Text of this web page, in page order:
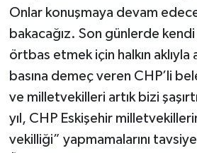
Onlar konuşmaya devam
bakacağız. Son günlerde
örtbas etmek için halkın
basına demeç veren CHP’li
ve milletvekilleri artık bizi
yıl, CHP Eskişehir
vekilliği” yapmamalarını